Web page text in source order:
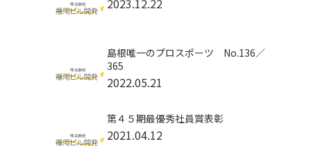
2023.12.22
島根唯一のプロスポーツ No.136／
365
2022.05.21
第４５期最優秀社員賞表彰
2021.04.12